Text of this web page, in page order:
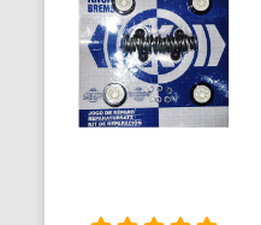
Almofadas
Almofadas
Almofadas Térmicas
Alças